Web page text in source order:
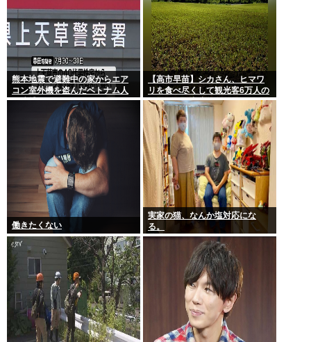
熊本地震で避難中の家からエア
コン室外機を盗んだベトナム人
を逮捕
【高市早苗】シカさん、ヒマワ
リを食べ尽くして観光客6万人の
イベントが中止になる…さらに
コスモス畑も食べ尽くす
働きたくない
実家の猫、なんか塩対応にな
る。